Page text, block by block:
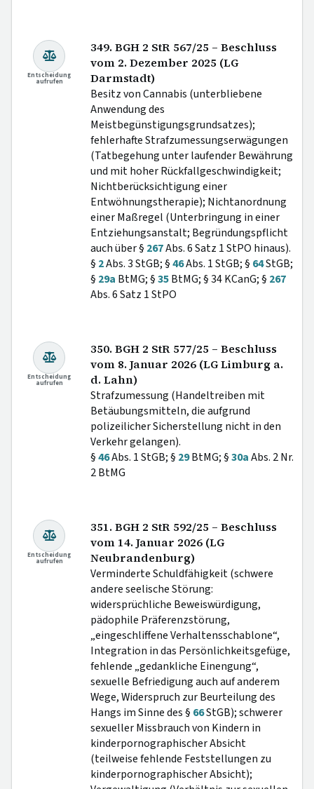
Entscheidung
aufrufen
349. BGH 2 StR 567/25 – Beschluss
vom 2. Dezember 2025 (LG
Darmstadt)
Besitz von Cannabis (unterbliebene
Anwendung des
Meistbegünstigungsgrundsatzes);
fehlerhafte Strafzumessungserwägungen
(Tatbegehung unter laufender Bewährung
und mit hoher Rückfallgeschwindigkeit;
Nichtberücksichtigung einer
Entwöhnungstherapie); Nichtanordnung
einer Maßregel (Unterbringung in einer
Entziehungsanstalt; Begründungspflicht
auch über § 267Abs. 6 Satz 1 StPO hinaus).
§ 2Abs. 3 StGB; §46Abs. 1 StGB; § 64StGB;
§ 29a BtMG; §35BtMG; § 34 KCanG; § 267
Abs. 6 Satz 1 StPO
Entscheidung
aufrufen
350. BGH 2 StR 577/25 – Beschluss
vom 8. Januar 2026 (LG Limburg a.
d. Lahn)
Strafzumessung (Handeltreiben mit
Betäubungsmitteln, die aufgrund
polizeilicher Sicherstellung nicht in den
Verkehr gelangen).
§46Abs. 1 StGB; § 29BtMG; §30aAbs. 2 Nr.
2 BtMG
Entscheidung
aufrufen
351. BGH 2 StR 592/25 – Beschluss
vom 14. Januar 2026 (LG
Neubrandenburg)
Verminderte Schuldfähigkeit (schwere
andere seelische Störung:
widersprüchliche Beweiswürdigung,
pädophile Präferenzstörung,
„eingeschliffene Verhaltensschablone“,
Integration in das Persönlichkeitsgefüge,
fehlende „gedankliche Einengung“,
sexuelle Befriedigung auch auf anderem
Wege, Widerspruch zur Beurteilung des
Hangs im Sinne des § 66StGB); schwerer
sexueller Missbrauch von Kindern in
kinderpornographischer Absicht
(teilweise fehlende Feststellungen zu
kinderpornographischer Absicht);